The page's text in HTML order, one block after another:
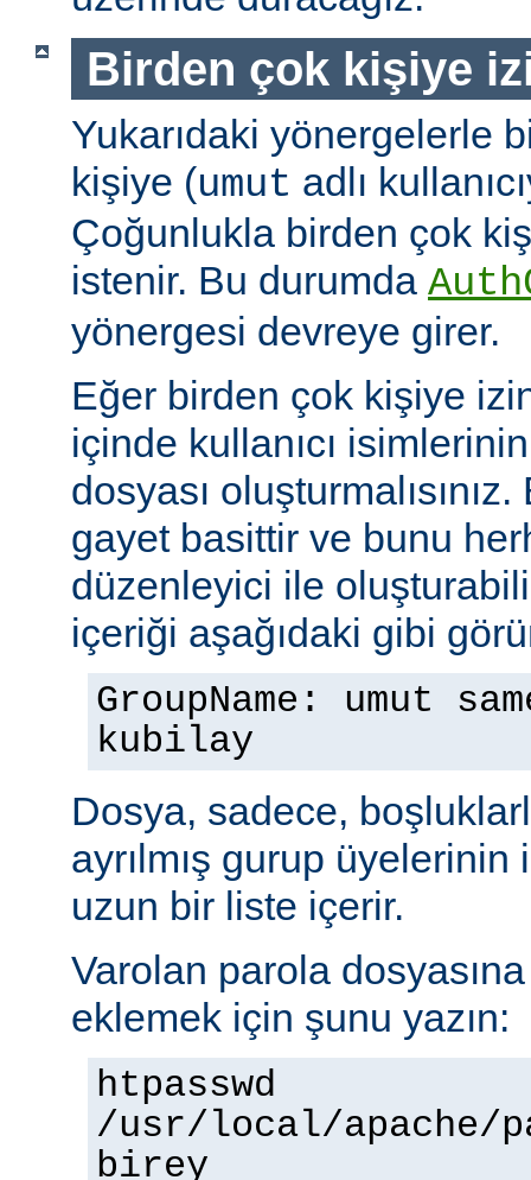
Birden çok kişiye
Yukarıdaki yönergelerle
kişiye (umut adlı
Çoğunlukla birden çok
istenir. Bu durumda
yönergesi devreye girer.
Eğer birden çok kişiye
içinde kullanıcı
dosyası
gayet basittir ve bunu
düzenleyici ile
içeriği aşağıdaki gibi
GroupName: umut
kubilay
Dosya, sadece,
ayrılmış gurup
uzun bir liste içerir.
Varolan parola dosyasına
eklemek için şunu yazın:
htpasswd
/usr/local/apache/
birey